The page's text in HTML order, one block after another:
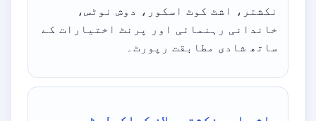
نکشتر، اشٹ کوٹ اسکور، دوش نوٹس،
خاندانی رہنمائی اور پرنٹ اختیارات کے
ساتھ شادی مطابقت رپورٹ۔